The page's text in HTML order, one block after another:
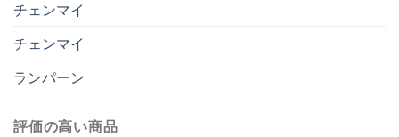
チェンマイ
チェンマイ
ランパーン
評価の高い商品